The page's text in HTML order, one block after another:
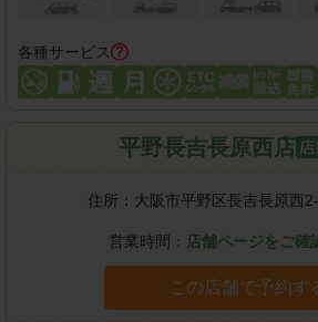
各種サービス
平野長吉長原西店
住所： 大阪市平野区長吉長原西
営業時間： 店舗ページをご確
この店舗で予約す